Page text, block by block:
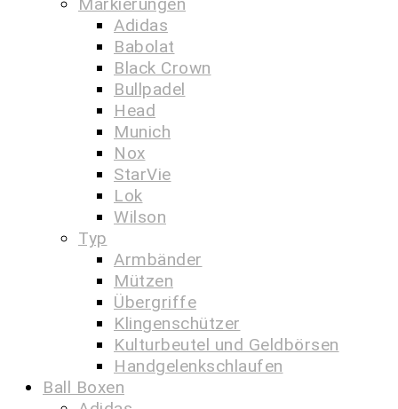
Adidas
Babolat
Black Crown
Bullpadel
Head
Munich
Nox
StarVie
Lok
Wilson
Typ
Armbänder
Mützen
Übergriffe
Klingenschützer
Kulturbeutel und Geldbörsen
Handgelenkschlaufen
Ball Boxen